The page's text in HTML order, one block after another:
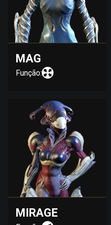
MAG
Função:
MIRAGE